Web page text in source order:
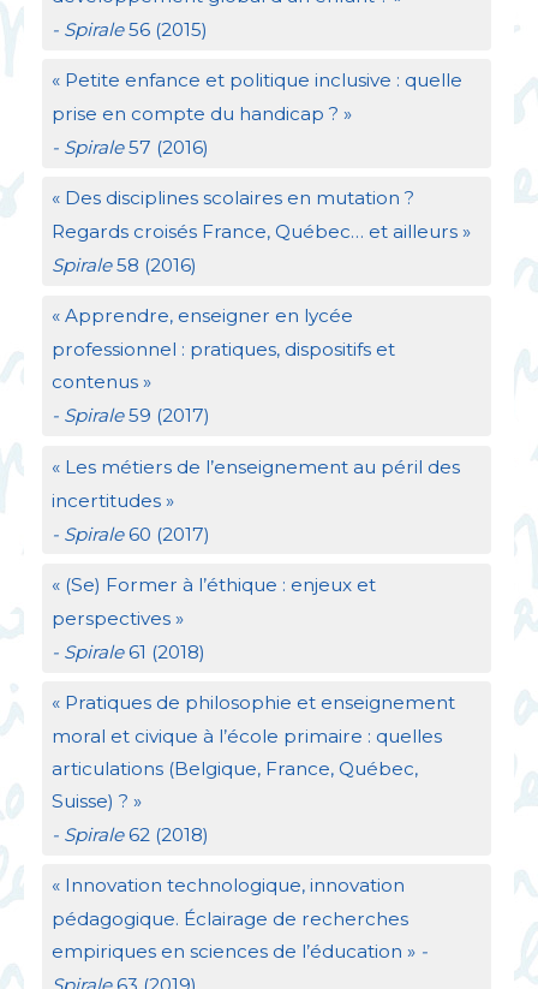
- Spirale56 (2015)
« Petite enfance et politique inclusive : quelle
prise en compte du handicap ? »
- Spirale57 (2016)
« Des disciplines scolaires en mutation ?
Regards croisés France, Québec… et ailleurs »
Spirale58 (2016)
« Apprendre, enseigner en lycée
professionnel : pratiques, dispositifs et
contenus »
- Spirale59 (2017)
« Les métiers de l’enseignement au péril des
incertitudes »
- Spirale60 (2017)
« (Se) Former à l’éthique : enjeux et
perspectives »
- Spirale61 (2018)
« Pratiques de philosophie et enseignement
moral et civique à l’école primaire : quelles
articulations (Belgique, France, Québec,
Suisse) ? »
- Spirale62 (2018)
« Innovation technologique, innovation
pédagogique. Éclairage de recherches
empiriques en sciences de l’éducation » -